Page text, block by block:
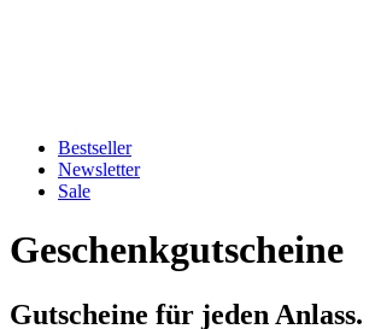
Bestseller
Newsletter
Sale
Geschenkgutscheine
Gutscheine für jeden Anlass.